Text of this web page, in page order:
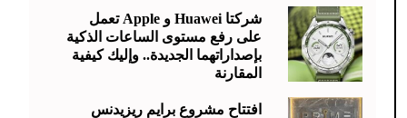
شركتا Huawei و Apple تعمل
على رفع مستوى الساعات الذكية
بإصداراتهما الجديدة.. وإليك كيفية
المقارنة
افتتاح مشروع برايم ريزيدنس